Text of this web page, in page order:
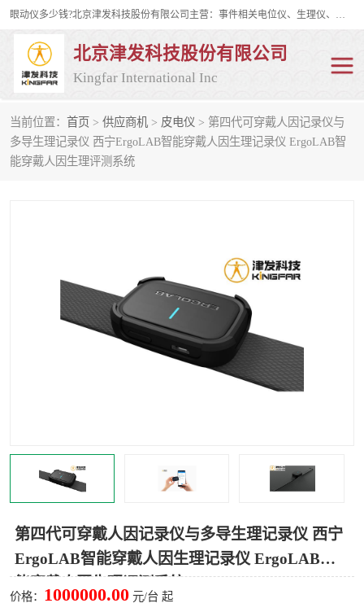
眼动仪多少钱?北京津发科技股份有限公司主营：事件相关电位仪、生理仪、肌电仪、脑电仪、皮电仪、眼动仪；是国家级高新技术企业、科技部认定的科技型中小企业和中关村高新技术企业，具备保密资格，具备自主进出口经营权；自主研发技术、产品与服务荣获多项省部级科学技术奖励、国家发明专利、国家软件著作权和省部级新技术新产品（服务）认证。
北京津发科技股份有限公司
Kingfar International Inc
当前位置： 首页 > 供应商机 > 皮电仪 > 第四代可穿戴人因记录仪与
多导生理记录仪 西宁ErgoLAB智能穿戴人因生理记录仪 ErgoLAB智
能穿戴人因生理评测系统
第四代可穿戴人因记录仪与多导生理记录仪 西宁
ErgoLAB智能穿戴人因生理记录仪 ErgoLAB智
价格： 1000000.00 元/台 起
皮电仪 脑电仪
动作捕捉与生物力学
情绪与生理记录 人机交互实验室
神经营销与消费行为实验 车俩与驾驶模拟
人因测评专家系统